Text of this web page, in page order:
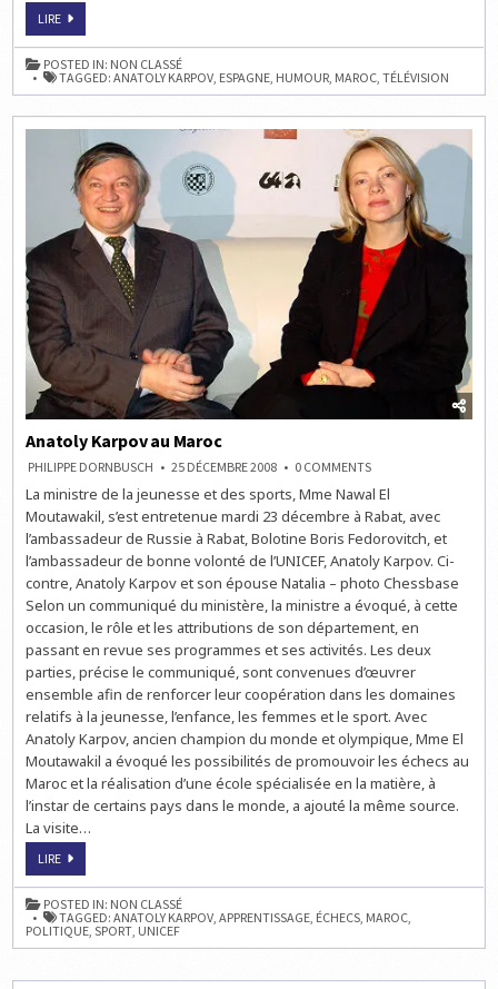
LIRELE
D’ÉCHECS
ANATOLY
KARPOV
SUR
LA
POSTED IN: NON CLASSÉ
TAGGED:ANATOLY KARPOV, ESPAGNE, HUMOUR, MAROC,TÉLÉVISION
Anatoly Karpov au Maroc
PHILIPPE DORNBUSCH 25 DÉCEMBRE 2008 0 COMMENTSON
KARPOV
MAROC
La ministre de la jeunesse et des sports, Mme Nawal El
Moutawakil, s’est entretenue mardi 23 décembre à Rabat, avec
l’ambassadeur de Russie à Rabat, Bolotine Boris Fedorovitch, et
l’ambassadeur de bonne volonté de l’UNICEF, Anatoly Karpov. Ci-
contre, Anatoly Karpov et son épouse Natalia – photo Chessbase
Selon un communiqué du ministère, la ministre a évoqué, à cette
occasion, le rôle et les attributions de son département, en
passant en revue ses programmes et ses activités. Les deux
parties, précise le communiqué, sont convenues d’œuvrer
ensemble afin de renforcer leur coopération dans les domaines
relatifs à la jeunesse, l’enfance, les femmes et le sport. Avec
Anatoly Karpov, ancien champion du monde et olympique, Mme El
Moutawakil a évoqué les possibilités de promouvoir les échecs au
Maroc et la réalisation d’une école spécialisée en la matière, à
l’instar de certains pays dans le monde, a ajouté la même source.
La visite…
LIREANATOLY
AU
MAROC
POSTED IN: NON CLASSÉ
TAGGED:ANATOLY KARPOV ,APPRENTISSAGE ÉCHECS MAROC
POLITIQUE ,SPORT UNICEF